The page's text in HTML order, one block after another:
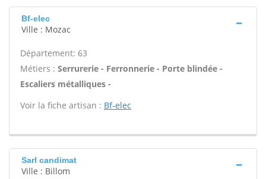
Bf-elec
Ville : Mozac
Département: 63
Métiers : Serrurerie - Ferronnerie - Porte blindée -
Escaliers métalliques -
Voir la fiche artisan : Bf-elec
Sarl candimat
Ville : Billom